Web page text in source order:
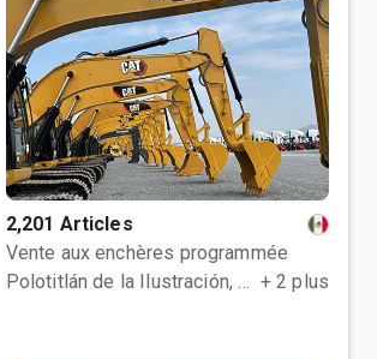
2,201 Articles
Vente aux enchères programmée
Polotitlán de la Ilustración, MEX + 2 plus